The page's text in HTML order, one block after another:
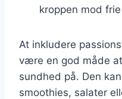
kroppen mod
At inkludere
være en god måde
sundhed på. Den
smoothies, salater